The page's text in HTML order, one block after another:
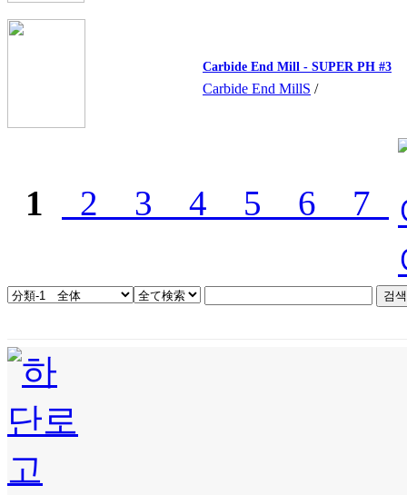
Carbide End Mill - SUPER PH #3
Carbide End MillS /
1 2 3 4 5 6 7